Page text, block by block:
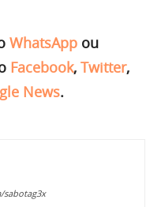
WhatsApp ou
Facebook, Twitter,
News.